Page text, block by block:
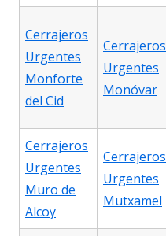
Cerrajeros
Urgentes
Monforte
del Cid
Cerrajeros
Urgentes
Monóvar
Cerrajeros
Urgentes
Muro de
Alcoy
Cerrajeros
Urgentes
Mutxamel